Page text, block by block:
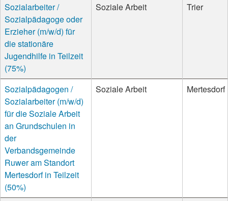
Sozialarbeiter /
Sozialpädagoge oder
Erzieher (m/w/d) für
die stationäre
Jugendhilfe in Teilzeit
(75%)
Soziale Arbeit Trier
Sozialpädagogen /
Sozialarbeiter (m/w/d)
für die Soziale Arbeit
an Grundschulen in
der
Verbandsgemeinde
Ruwer am Standort
Mertesdorf in Teilzeit
(50%)
Soziale Arbeit Mertesdorf